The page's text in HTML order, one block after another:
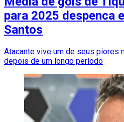
para 2025 despenca
Santos
Atacante vive um de seus piores
depois de um longo período